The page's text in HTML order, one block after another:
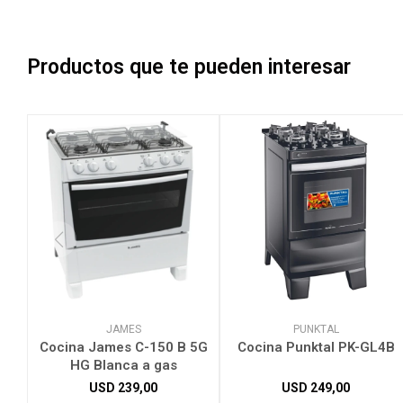
Productos que te pueden interesar
JAMES
Cocina James C-150 B 5G
HG Blanca a gas
USD 239,00
PUNKTAL
Cocina Punktal PK-GL4B
USD 249,00